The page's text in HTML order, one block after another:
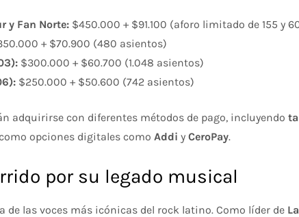
y Fan Norte: $450.000 + $91.100 (aforo limitado de 155 y
+ $70.900 (480 asientos)
$300.000 + $60.700 (1.048 asientos)
$250.000 + $50.600 (742 asientos)
adquirirse con diferentes métodos de pago, incluyendo
opciones digitales como Addi yCeroPay.
por su legado musical
de las voces más icónicas del rock latino. Como líder de